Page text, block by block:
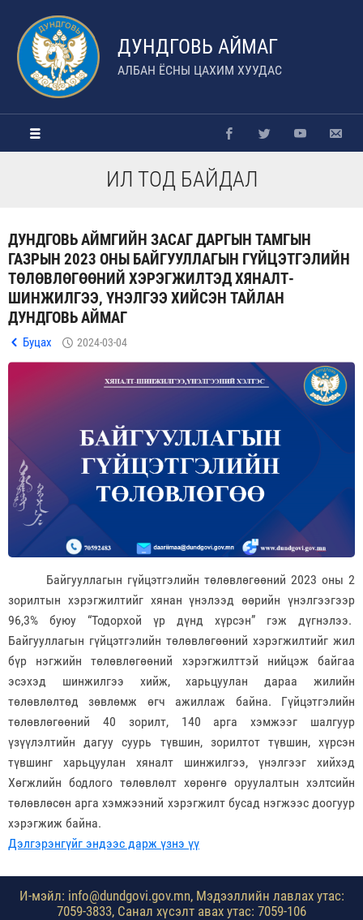
ДУНДГОВЬ АЙМАГ
АЛБАН ЁСНЫ ЦАХИМ ХУУДАС
ИЛ ТОД БАЙДАЛ
ДУНДГОВЬ АЙМГИЙН ЗАСАГ ДАРГЫН ТАМГЫН
ГАЗРЫН 2023 ОНЫ БАЙГУУЛЛАГЫН ГҮЙЦЭТГЭЛИЙН
ТӨЛӨВЛӨГӨӨНИЙ ХЭРЭГЖИЛТЭД ХЯНАЛТ-
ШИНЖИЛГЭЭ, ҮНЭЛГЭЭ ХИЙСЭН ТАЙЛАН
ДУНДГОВЬ АЙМАГ
Буцах 2024-03-04
Байгууллагын гүйцэтгэлийн төлөвлөгөөний 2023 оны 2
зорилтын хэрэгжилтийг хянан үнэлээд өөрийн үнэлгээгээр
96,3% буюу “Тодорхой үр дүнд хүрсэн” гэж дүгнэлээ.
Байгууллагын гүйцэтгэлийн төлөвлөгөөний хэрэгжилтийг жил
бүр нэгжийн төлөвлөгөөний хэрэгжилттэй нийцэж байгаа
эсэхэд шинжилгээ хийж, харьцуулан дараа жилийн
төлөвлөлтөд зөвлөмж өгч ажиллаж байна. Гүйцэтгэлийн
төлөвлөгөөний 40 зорилт, 140 арга хэмжээг шалгуур
үзүүлэлтийн дагуу суурь түвшин, зорилтот түвшин, хүрсэн
түвшинг харьцуулан хяналт шинжилгээ, үнэлгээг хийхэд
Хөгжлийн бодлого төлөвлөлт хөрөнгө оруулалтын хэлтсийн
төлөвлөсөн арга хэмжээний хэрэгжилт бусад нэгжээс доогуур
хэрэгжиж байна.
Дэлгэрэнгүйг эндээс дарж үзнэ үү
И-мэйл: info@dundgovi.gov.mn, Мэдээллийн лавлах утас:
7059-3833, Санал хүсэлт авах утас: 7059-106